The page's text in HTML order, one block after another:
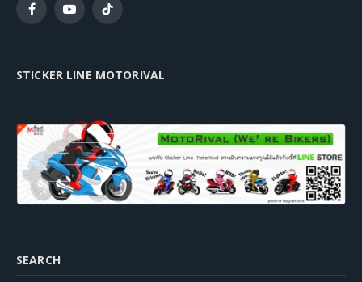
FacebookYouTubeTikTok
STICKER LINE MOTORIVAL
SEARCH